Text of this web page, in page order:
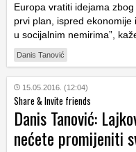
Europa vratiti idejama
prvi plan, ispred
u socijalnim nemirima”,
Danis Tanović
15.05.2016. (12:04)
Share & Invite friends
Danis Tanović:
nećete promijeniti